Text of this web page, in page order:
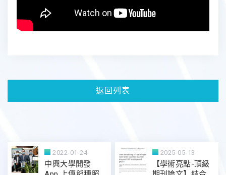
返回列表
2022-01-24
中興大學開發
2025-05-13
【學術亮點-頂級